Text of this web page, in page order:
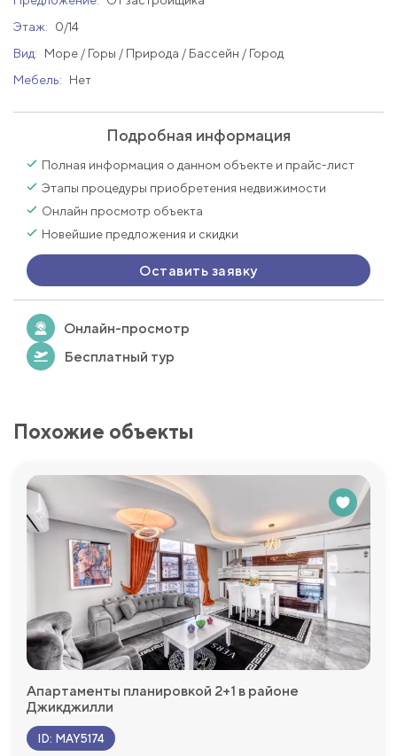
Этаж:
0/14
Вид:
Море / Горы / Природа / Бассейн / Город
Мебель:
Нет
Подробная информация
Полная информация о данном объекте и прайс-лист
Этапы процедуры приобретения недвижимости
Онлайн просмотр объекта
Новейшие предложения и скидки
Оставить заявку
Онлайн-просмотр
Бесплатный тур
Похожие объекты
Апартаменты планировкой 2+1 в районе
Джикджилли
ID: MAY5174